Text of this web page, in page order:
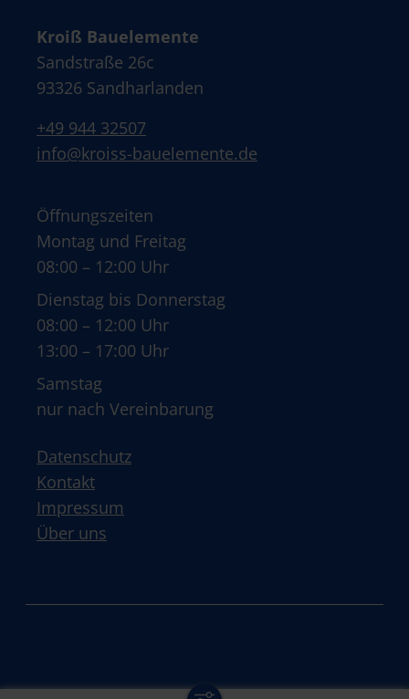
Kroiß Bauelemente
Sandstraße 26c
93326 Sandharlanden
+49 944 32507
info@kroiss-bauelemente.de
Öffnungszeiten
Montag und Freitag
08:00 – 12:00 Uhr
Dienstag bis Donnerstag
08:00 – 12:00 Uhr
13:00 – 17:00 Uhr
Samstag
nur nach Vereinbarung
Datenschutz
Kontakt
Impressum
Über uns